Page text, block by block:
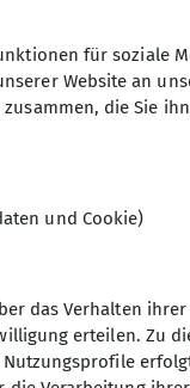
/
für soziale
Website an
die Sie
und Cookie)
das Verhalten
erteilen. Zu